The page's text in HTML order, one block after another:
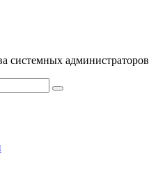
системных администраторов